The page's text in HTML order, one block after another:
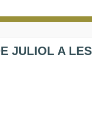
JULIOL A LES